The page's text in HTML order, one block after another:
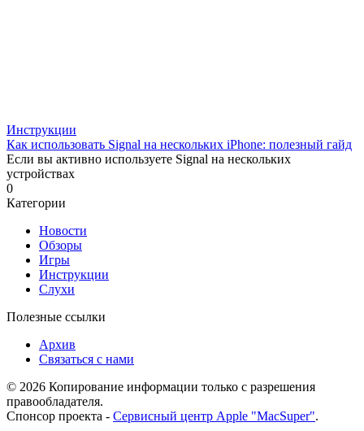
Инструкции
Как использовать Signal на нескольких iPhone: полезный гайд
Если вы активно используете Signal на нескольких
устройствах
0
Категории
Новости
Обзоры
Игры
Инструкции
Слухи
Полезные ссылки
Архив
Связаться с нами
© 2026 Копирование информации только с разрешения
правообладателя.
Спонсор проекта - Сервисный центр Apple "MacSuper".